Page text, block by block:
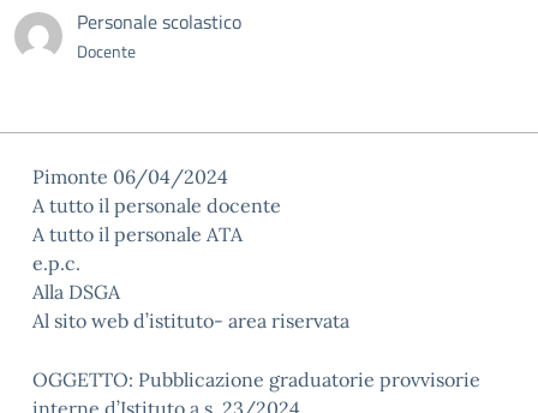
Personale scolastico
Docente
Pimonte 06/04/2024
A tutto il personale docente
A tutto il personale ATA
e.p.c.
Alla DSGA
Al sito web d’istituto- area riservata
OGGETTO: Pubblicazione graduatorie provvisorie
interne d’Istituto a.s. 23/2024